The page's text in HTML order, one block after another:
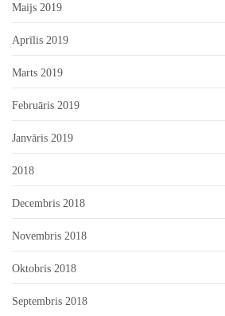
Maijs 2019
Aprīlis 2019
Marts 2019
Februāris 2019
Janvāris 2019
2018
Decembris 2018
Novembris 2018
Oktobris 2018
Septembris 2018